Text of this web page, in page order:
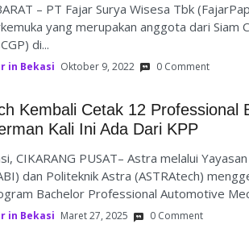
– PT Fajar Surya Wisesa Tbk
yang merupakan anggota dari Siam
di...
in Bekasi Oktober 9, 2022 0 Comment
Kembali Cetak 12 Professional
Kali Ini Ada Dari KPP
CIKARANG PUSAT– Astra melalui
dan Politeknik Astra (ASTRAtech)
Bachelor Professional Automotive
in Bekasi Maret 27, 2025 0 Comment